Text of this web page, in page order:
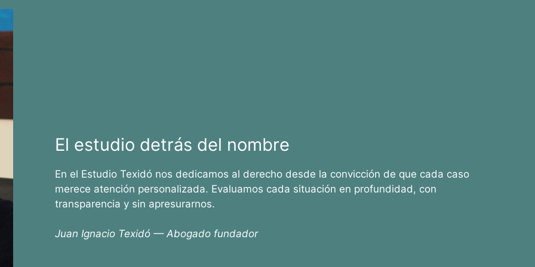
El estudio detrás del nombre
En el Estudio Texidó nos dedicamos al derecho desde la convicción de que cada caso
merece atención personalizada. Evaluamos cada situación en profundidad, con
transparencia y sin apresurarnos.
Juan Ignacio Texidó — Abogado fundador